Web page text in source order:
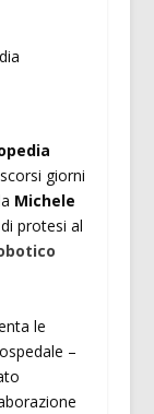
giorni
Michele
protesi al
le
–